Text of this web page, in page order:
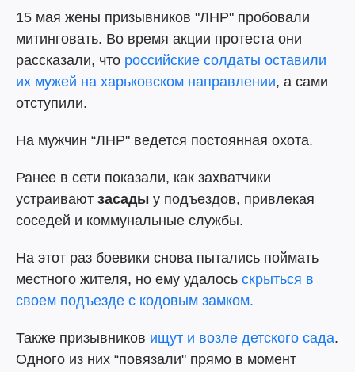
15 мая жены призывников "ЛНР" пробовали
митинговать. Во время акции протеста они
рассказали, что российские солдаты оставили
их мужей на харьковском направлении, а сами
отступили.
На мужчин “ЛНР" ведется постоянная охота.
Ранее в сети показали, как захватчики
устраивают засады у подъездов, привлекая
соседей и коммунальные службы.
На этот раз боевики снова пытались поймать
местного жителя, но ему удалось скрыться в
своем подъезде с кодовым замком.
Также призывников ищут и возле детского сада.
Одного из них “повязали" прямо в момент